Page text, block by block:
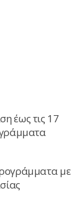
έως τις 17
με